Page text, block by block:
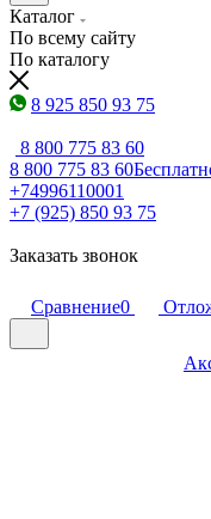
Каталог
По всему сайту
По каталогу
8 925 850 93 75
8 800 775 83 60
8 800 775 83 60
+74996110001
+7 (925) 850 93 75
Заказать звонок
Сравнение0